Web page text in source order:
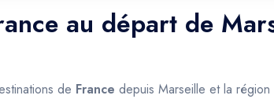
au départ de
de France depuis Marseille et la région